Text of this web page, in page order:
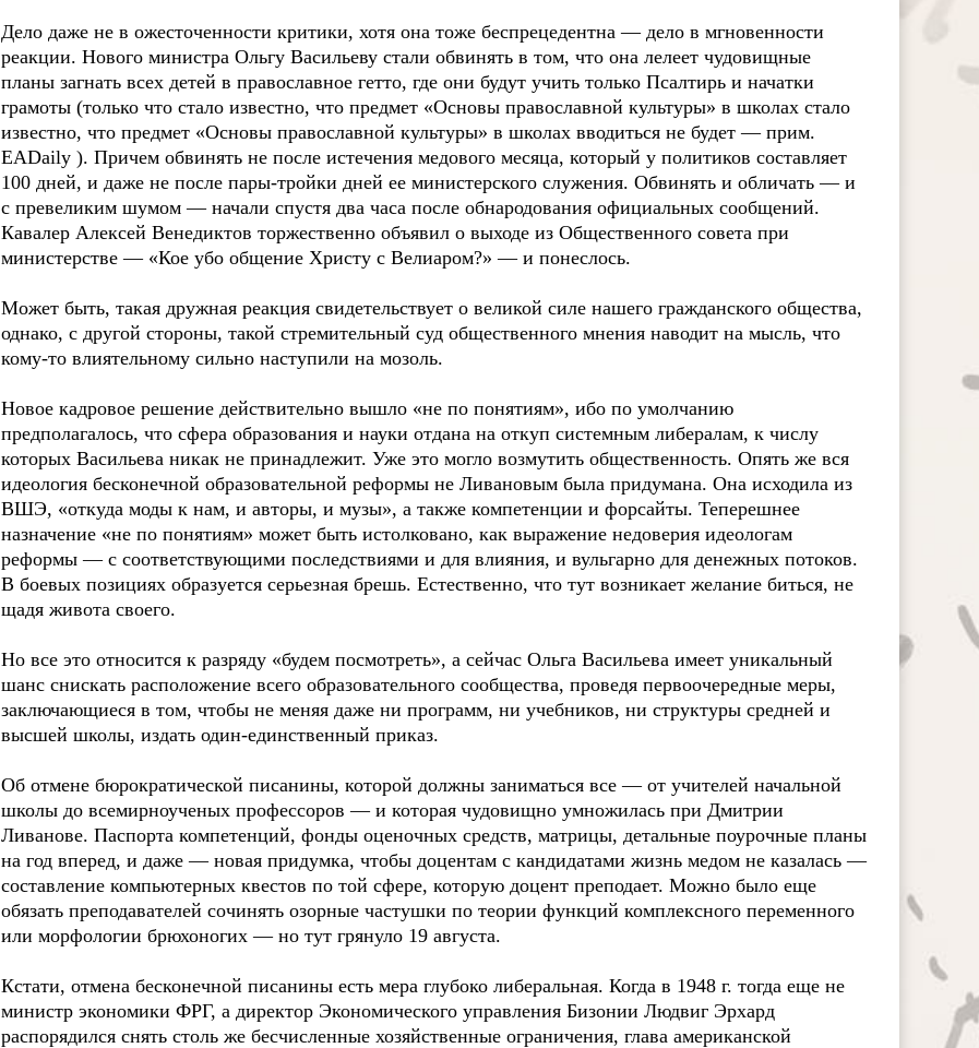
Дело даже не в ожесточенности критики, хотя она тоже беспрецедентна — дело в мгновенности
реакции. Нового министра Ольгу Васильеву стали обвинять в том, что она лелеет чудовищные
планы загнать всех детей в православное гетто, где они будут учить только Псалтирь и начатки
грамоты (только что стало известно, что предмет «Основы православной культуры» в школах стало
известно, что предмет «Основы православной культуры» в школах вводиться не будет — прим.
EADaily ). Причем обвинять не после истечения медового месяца, который у политиков составляет
100 дней, и даже не после пары-тройки дней ее министерского служения. Обвинять и обличать — и
с превеликим шумом — начали спустя два часа после обнародования официальных сообщений.
Кавалер Алексей Венедиктов торжественно объявил о выходе из Общественного совета при
министерстве — «Кое убо общение Христу с Велиаром?» — и понеслось.
Может быть, такая дружная реакция свидетельствует о великой силе нашего гражданского общества,
однако, с другой стороны, такой стремительный суд общественного мнения наводит на мысль, что
кому-то влиятельному сильно наступили на мозоль.
Новое кадровое решение действительно вышло «не по понятиям», ибо по умолчанию
предполагалось, что сфера образования и науки отдана на откуп системным либералам, к числу
которых Васильева никак не принадлежит. Уже это могло возмутить общественность. Опять же вся
идеология бесконечной образовательной реформы не Ливановым была придумана. Она исходила из
ВШЭ, «откуда моды к нам, и авторы, и музы», а также компетенции и форсайты. Теперешнее
назначение «не по понятиям» может быть истолковано, как выражение недоверия идеологам
реформы — с соответствующими последствиями и для влияния, и вульгарно для денежных потоков.
В боевых позициях образуется серьезная брешь. Естественно, что тут возникает желание биться, не
щадя живота своего.
Но все это относится к разряду «будем посмотреть», а сейчас Ольга Васильева имеет уникальный
шанс снискать расположение всего образовательного сообщества, проведя первоочередные меры,
заключающиеся в том, чтобы не меняя даже ни программ, ни учебников, ни структуры средней и
высшей школы, издать один-единственный приказ.
Об отмене бюрократической писанины, которой должны заниматься все — от учителей начальной
школы до всемирноученых профессоров — и которая чудовищно умножилась при Дмитрии
Ливанове. Паспорта компетенций, фонды оценочных средств, матрицы, детальные поурочные планы
на год вперед, и даже — новая придумка, чтобы доцентам с кандидатами жизнь медом не казалась —
составление компьютерных квестов по той сфере, которую доцент преподает. Можно было еще
обязать преподавателей сочинять озорные частушки по теории функций комплексного переменного
или морфологии брюхоногих — но тут грянуло 19 августа.
Кстати, отмена бесконечной писанины есть мера глубоко либеральная. Когда в 1948 г. тогда еще не
министр экономики ФРГ, а директор Экономического управления Бизонии Людвиг Эрхард
распорядился снять столь же бесчисленные хозяйственные ограничения, глава американской